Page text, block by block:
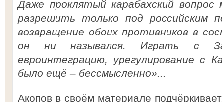
Даже проклятый карабахский
разрешить только под российским
возвращение обоих противников в
он ни назывался. Играть с
евроинтеграцию, урегулирование с
было ещё – бессмысленно»...
Акопов в своём материале